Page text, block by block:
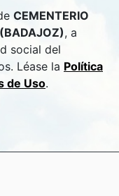
CEMENTERIO
, a
social del
Léase la Política
de Uso.